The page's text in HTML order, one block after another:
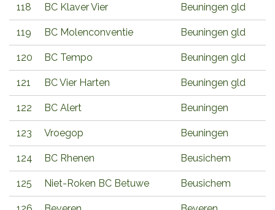
118 BC Klaver Vier Beuningen gld
119 BC Molenconventie Beuningen gld
120 BC Tempo Beuningen gld
121 BC Vier Harten Beuningen gld
122 BC Alert Beuningen
123 Vroegop Beuningen
124 BC Rhenen Beusichem
125 Niet-Roken BC Betuwe Beusichem